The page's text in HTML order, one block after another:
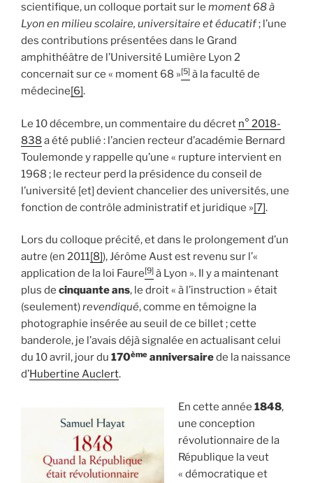
scientifique, un colloque portait sur le moment 68 à
Lyon en milieu scolaire, universitaire et éducatif; l’une
des contributions présentées dans le Grand
amphithéâtre de l’Université Lumière Lyon 2
concernait sur ce « moment 68 »[5] à la faculté de
médecine[6].
Le 10 décembre, un commentaire du décret n° 2018-
838 a été publié : l’ancien recteur d’académie Bernard
Toulemonde y rappelle qu’une « rupture intervient en
1968 ; le recteur perd la présidence du conseil de
l’université [et] devient chancelier des universités, une
fonction de contrôle administratif et juridique »[7].
Lors du colloque précité, et dans le prolongement d’un
autre (en 2011[8]), Jérôme Aust est revenu sur l’«
application de la loi Faure[9] à Lyon ». Il y a maintenant
plus de cinquante ans, le droit « à l’instruction » était
(seulement)revendiqué, comme en témoigne la
photographie insérée au seuil de ce billet ; cette
banderole, je l’avais déjà signalée en actualisant celui
du 10 avril, jour du 170ème anniversairede la naissance
d’Hubertine Auclert.
En cette année 1848,
une conception
révolutionnaire de la
République la veut
« démocratique et